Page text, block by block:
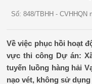
Số: 848/TBHH - CVHHQN
Về việc phục hồi hoạt
vực thi công Dự án:
tuyến luồng hàng hải
nạo vét, không sử